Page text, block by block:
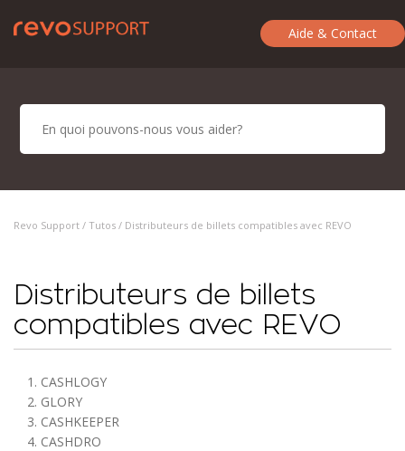
Aide & Contact
Revo Support / Tutos / Distributeurs de billets compatibles avec REVO
Distributeurs de billets
compatibles avec REVO
1. CASHLOGY
2. GLORY
3. CASHKEEPER
4. CASHDRO